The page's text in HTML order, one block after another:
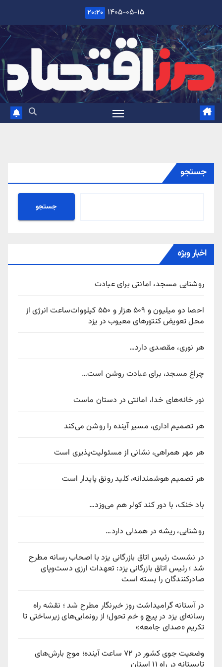
content
۱۴۰۵-۰۵-۱۵ ۲۰:۲۰
جستجو
جستجو
اخبار ویژه
روشنایی مسجد، امانتی برای عبادت
احصا دو میلیون و ۵۰۹ هزار و ۵۵۰ کیلووات‌ساعت انرژی از
محل تعویض کنتورهای معیوب در یزد
هر نوری، مقصدی دارد…
چراغ مسجد، برای عبادت روشن است…
نور خانه‌های خدا، امانتی در دستان ماست
هر تصمیم اداری، مسیر آینده را روشن می‌کند
هر مهر همراهی، نشانی از مسئولیت‌پذیری است
هر تصمیم هوشمندانه، کلید رونق پایدار است
باد خنک، با دور کند کولر هم می‌وزد…
روشنایی، ریشه در همدلی دارد…
در نشست رئیس اتاق بازرگانی یزد با اصحاب رسانه مطرح
شد ؛ رئیس اتاق بازرگانی یزد: تعهدات ارزی دست‌وپای
صادرکنندگان را بسته است
در آستانه گرامیداشت روز خبرنگار مطرح شد ؛ نقشه راه
رسانه‌ای یزد در پیچ‌ و خم تحول؛ از رونمایی‌های زیرساختی تا
تکریمِ «صدای جامعه»
وضعیت جوی کشور در ۷۲ ساعت آینده؛ موج بارش‌های